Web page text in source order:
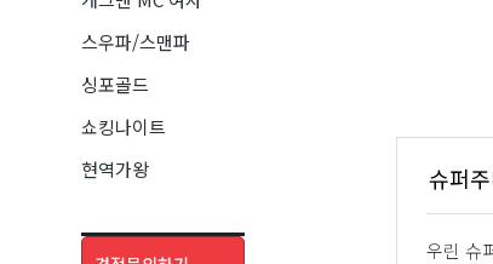
스우파/스맨파
싱포골드
쇼킹나이트
현역가왕
슈퍼
우린 슈